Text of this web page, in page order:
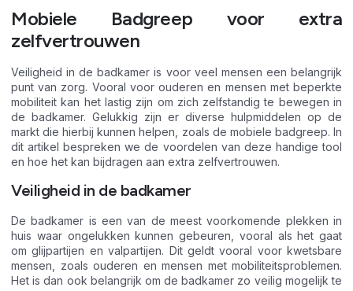
Mobiele Badgreep voor extra
zelfvertrouwen
Veiligheid in de badkamer is voor veel mensen een belangrijk
punt van zorg. Vooral voor ouderen en mensen met beperkte
mobiliteit kan het lastig zijn om zich zelfstandig te bewegen in
de badkamer. Gelukkig zijn er diverse hulpmiddelen op de
markt die hierbij kunnen helpen, zoals de mobiele badgreep. In
dit artikel bespreken we de voordelen van deze handige tool
en hoe het kan bijdragen aan extra zelfvertrouwen.
Veiligheid in de badkamer
De badkamer is een van de meest voorkomende plekken in
huis waar ongelukken kunnen gebeuren, vooral als het gaat
om glijpartijen en valpartijen. Dit geldt vooral voor kwetsbare
mensen, zoals ouderen en mensen met mobiliteitsproblemen.
Het is dan ook belangrijk om de badkamer zo veilig mogelijk te